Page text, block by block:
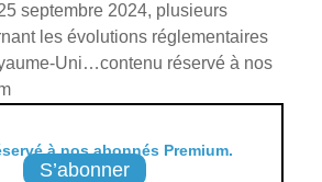
septembre 2024, plusieurs
les évolutions réglementaires
Uni…contenu réservé à nos
à nos abonnés Premium.
S’abonner